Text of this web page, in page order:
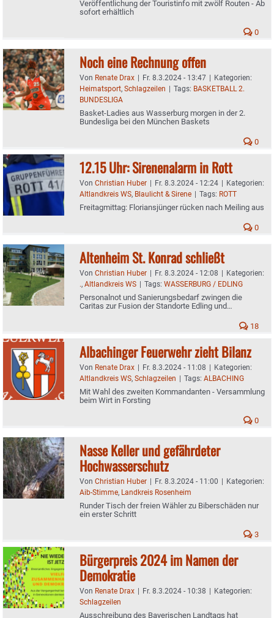
Veröffentlichung der Touristinfo mit zwölf Routen - Ab
sofort erhältlich
0
Noch eine Rechnung offen
Von Renate Drax | Fr. 8.3.2024 - 13:47 | Kategorien:
Heimatsport, Schlagzeilen | Tags: BASKETBALL 2.
BUNDESLIGA
Basket-Ladies aus Wasserburg morgen in der 2.
Bundesliga bei den München Baskets
0
12.15 Uhr: Sirenenalarm in Rott
Von Christian Huber | Fr. 8.3.2024 - 12:24 | Kategorien:
Altlandkreis WS, Blaulicht & Sirene | Tags: ROTT
Freitagmittag: Floriansjünger rücken nach Meiling aus
0
Altenheim St. Konrad schließt
Von Christian Huber | Fr. 8.3.2024 - 12:08 | Kategorien:
., Altlandkreis WS | Tags: WASSERBURG / EDLING
Personalnot und Sanierungsbedarf zwingen die
Caritas zur Fusion der Standorte Edling und
18
Albachinger Feuerwehr zieht Bilanz
Von Renate Drax | Fr. 8.3.2024 - 11:08 | Kategorien:
Altlandkreis WS, Schlagzeilen | Tags: ALBACHING
Mit Wahl des zweiten Kommandanten - Versammlung
beim Wirt in Forsting
0
Nasse Keller und gefährdeter
Hochwasserschutz
Von Christian Huber | Fr. 8.3.2024 - 11:00 | Kategorien:
Aib-Stimme, Landkreis Rosenheim
Runder Tisch der freien Wähler zu Biberschäden nur
ein erster Schritt
3
Bürgerpreis 2024 im Namen der
Demokratie
Von Renate Drax | Fr. 8.3.2024 - 10:38 | Kategorien:
Schlagzeilen
Ausschreibung des Bayerischen Landtags hat